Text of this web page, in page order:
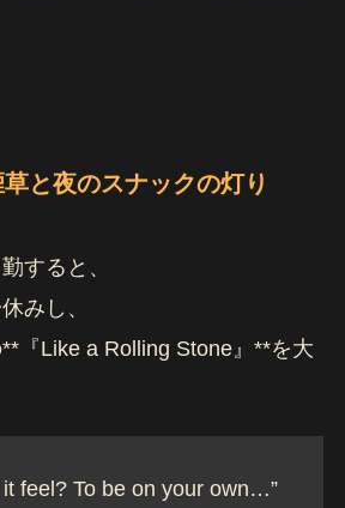
と夜のスナックの灯り
すると、
みし、
『Like a Rolling Stone』**を大
it feel? To be on your own…”